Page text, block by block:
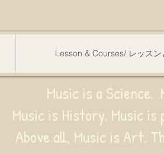
Lesson & Courses/ レッスン
Music is a
History. Music is
Art. Through music,